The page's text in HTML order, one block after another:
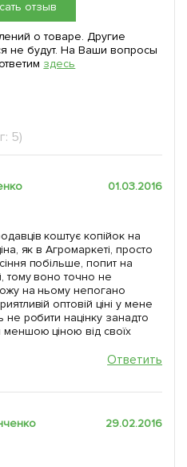
отзыв
о товаре. Другие
не будут. На Ваши вопросы
здесь
5)
01.03.2016
коштує копійок на
як в Агромаркеті, просто
побільше, попит на
тому воно точно не
на ньому непогано
оптовій ціні у мене
робити націнку занадто
ціною від своїх
Ответить
29.02.2016